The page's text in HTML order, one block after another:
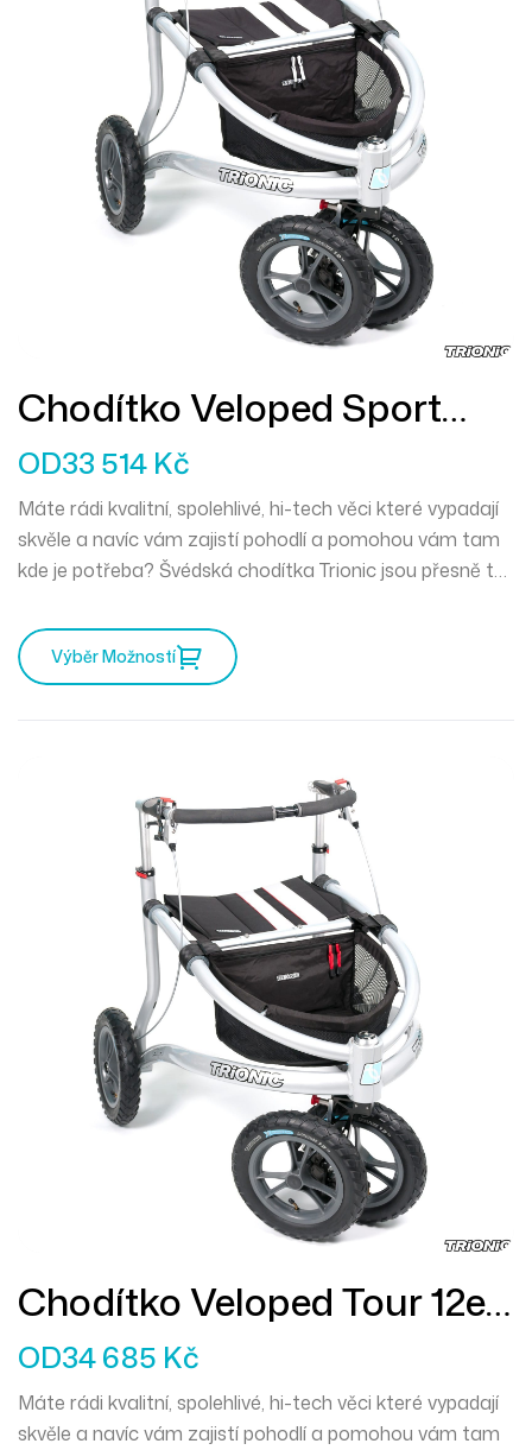
Chodítko Veloped Sport
12er L
OD33 514 Kč
Máte rádi kvalitní, spolehlivé, hi-tech věci které vypadají
skvěle a navíc vám zajistí pohodlí a pomohou vám tam
kde je potřeba? Švédská chodítka Trionic jsou přesně to
vyrazit kamkoliv zajakéhokoliv počasí.
Výběr Možností
Chodítko Veloped Tour 12er
M
OD34 685 Kč
Máte rádi kvalitní, spolehlivé, hi-tech věci které vypadají
skvěle a navíc vám zajistí pohodlí a pomohou vám tam